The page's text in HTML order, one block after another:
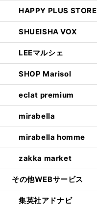
HAPPY PLUS STORE
SHUEISHA VOX
LEEマルシェ
SHOP Marisol
eclat premium
mirabella
mirabella homme
zakka market
その他WEBサービス
集英社アドナビ